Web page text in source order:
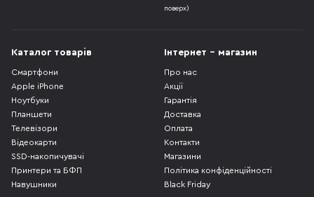
поверх)
Каталог товарів
Смартфони
Apple iPhone
Ноутбуки
Планшети
Телевізори
Відеокарти
SSD-накопичувачі
Принтери та БФП
Навушники
Інтернет - магазин
Про нас
Акції
Гарантія
Доставка
Оплата
Контакти
Магазини
Політика конфіденційності
Black Friday